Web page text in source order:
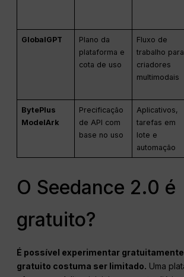
GlobalGPT
Plano da
plataforma e
cota de uso
Fluxo de
trabalho para
criadores
multimodais
BytePlus
ModelArk
Precificação
de API com
base no uso
Aplicativos,
tarefas em
lote e
automação
O Seedance 2.0 é
gratuito?
É possível experimentar
gratuito costuma ser limitado. Uma